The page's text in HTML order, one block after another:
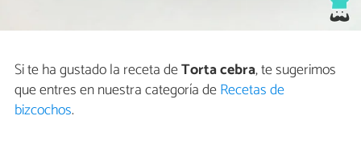
Si te ha gustado la receta deTorta cebra, te sugerimos
que entres en nuestra categoría deRecetas de
bizcochos.